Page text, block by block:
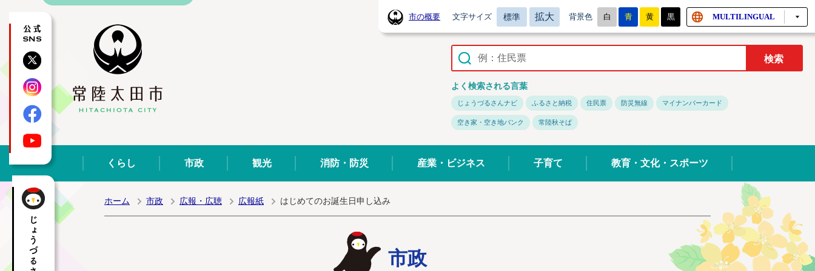
常陸太田市ホームページ
市の概要 文字サイズ 標準 拡大 背景色 白 青 黄 黒 MULTILINGUAL
よく検索される言葉
じょうづるさんナビ ふるさと納税 住民票 防災無線 マイナンバーカード
空き家・空き地バンク 常陸秋そば
公式SNS
X
Instagram
Facebook
YouTube くらし 市政 観光 消防・防災 産業・ビジネス 子育て 教育・文化・スポーツ
ホーム 市政 広報・広聴 広報紙 はじめてのお誕生日申し込み
市政